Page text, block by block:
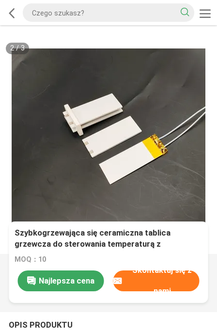
2/3
Szybkogrzewająca się ceramiczna tablica
grzewcza do sterowania temperaturą z
przewodem czujnikowym
MOQ：10
Najlepsza cena
Skontaktuj się z
nami
OPIS PRODUKTU